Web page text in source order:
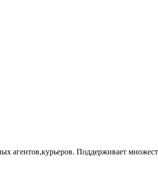
агентов,курьеров. Поддерживает